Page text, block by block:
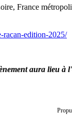
France
racan-edition-2025/
aura lieu à